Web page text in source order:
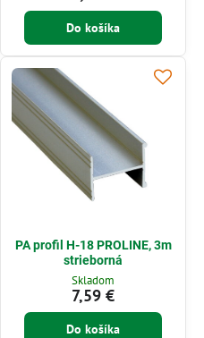
Do košíka
PA profil H-18 PROLINE, 3m
strieborná
Skladom
7,59 €
Do košíka